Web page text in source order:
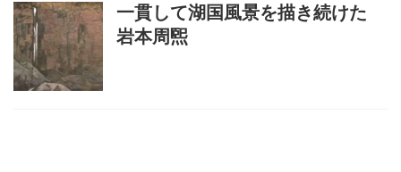
一貫して湖国風景を描き続けた
岩本周煕